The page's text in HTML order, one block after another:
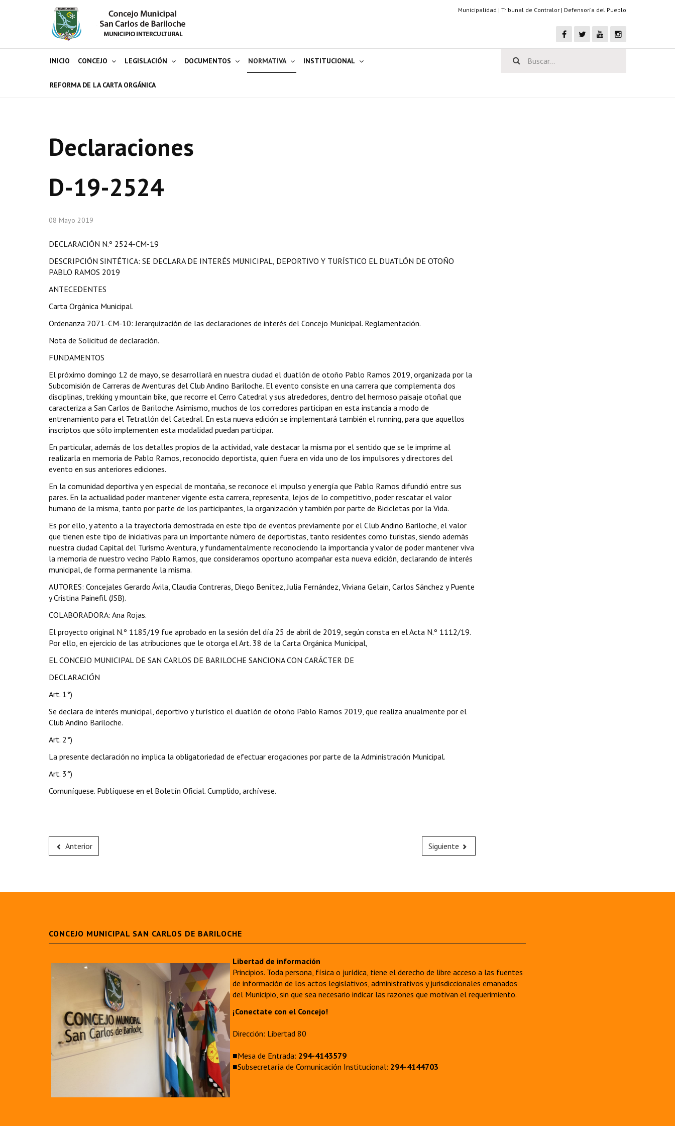
Municipalidad | Tribunal de Contralor | Defensoría del Pueblo
INICIO CONCEJO LEGISLACIÓN DOCUMENTOS NORMATIVA INSTITUCIONAL
REFORMA DE LA CARTA ORGÁNICA
Declaraciones
D-19-2524
08 Mayo 2019
DECLARACIÓN N.º 2524-CM-19
DESCRIPCIÓN SINTÉTICA: SE DECLARA DE INTERÉS MUNICIPAL, DEPORTIVO Y TURÍSTICO EL DUATLÓN DE OTOÑO
PABLO RAMOS 2019
ANTECEDENTES
Carta Orgánica Municipal.
Ordenanza 2071-CM-10: Jerarquización de las declaraciones de interés del Concejo Municipal. Reglamentación.
Nota de Solicitud de declaración.
FUNDAMENTOS
El próximo domingo 12 de mayo, se desarrollará en nuestra ciudad el duatlón de otoño Pablo Ramos 2019, organizada por la
Subcomisión de Carreras de Aventuras del Club Andino Bariloche. El evento consiste en una carrera que complementa dos
disciplinas, trekking y mountain bike, que recorre el Cerro Catedral y sus alrededores, dentro del hermoso paisaje otoñal que
caracteriza a San Carlos de Bariloche. Asimismo, muchos de los corredores participan en esta instancia a modo de
entrenamiento para el Tetratlón del Catedral. En esta nueva edición se implementará también el running, para que aquellos
inscriptos que sólo implementen esta modalidad puedan participar.
En particular, además de los detalles propios de la actividad, vale destacar la misma por el sentido que se le imprime al
realizarla en memoria de Pablo Ramos, reconocido deportista, quien fuera en vida uno de los impulsores y directores del
evento en sus anteriores ediciones.
En la comunidad deportiva y en especial de montaña, se reconoce el impulso y energía que Pablo Ramos difundió entre sus
pares. En la actualidad poder mantener vigente esta carrera, representa, lejos de lo competitivo, poder rescatar el valor
humano de la misma, tanto por parte de los participantes, la organización y también por parte de Bicicletas por la Vida.
Es por ello, y atento a la trayectoria demostrada en este tipo de eventos previamente por el Club Andino Bariloche, el valor
que tienen este tipo de iniciativas para un importante número de deportistas, tanto residentes como turistas, siendo además
nuestra ciudad Capital del Turismo Aventura, y fundamentalmente reconociendo la importancia y valor de poder mantener viva
la memoria de nuestro vecino Pablo Ramos, que consideramos oportuno acompañar esta nueva edición, declarando de interés
municipal, de forma permanente la misma.
AUTORES: Concejales Gerardo Ávila, Claudia Contreras, Diego Benítez, Julia Fernández, Viviana Gelain, Carlos Sánchez y Puente
y Cristina Painefil. (JSB).
COLABORADORA: Ana Rojas.
El proyecto original N.º 1185/19 fue aprobado en la sesión del día 25 de abril de 2019, según consta en el Acta N.º 1112/19.
Por ello, en ejercicio de las atribuciones que le otorga el Art. 38 de la Carta Orgánica Municipal,
EL CONCEJO MUNICIPAL DE SAN CARLOS DE BARILOCHE SANCIONA CON CARÁCTER DE
DECLARACIÓN
Art. 1°)
Se declara de interés municipal, deportivo y turístico el duatlón de otoño Pablo Ramos 2019, que realiza anualmente por el
Club Andino Bariloche.
Art. 2°)
La presente declaración no implica la obligatoriedad de efectuar erogaciones por parte de la Administración Municipal.
Art. 3°)
Comuníquese. Publíquese en el Boletín Oficial. Cumplido, archívese.
Anterior Siguiente
CONCEJO MUNICIPAL SAN CARLOS DE BARILOCHE
Libertad de información
Principios. Toda persona, física o jurídica, tiene el derecho de libre acceso a las fuentes
de información de los actos legislativos, administrativos y jurisdiccionales emanados
del Municipio, sin que sea necesario indicar las razones que motivan el requerimiento.
¡Conectate con el Concejo!
Dirección: Libertad 80
■Mesa de Entrada: 294-4143579
■Subsecretaría de Comunicación Institucional: 294-4144703